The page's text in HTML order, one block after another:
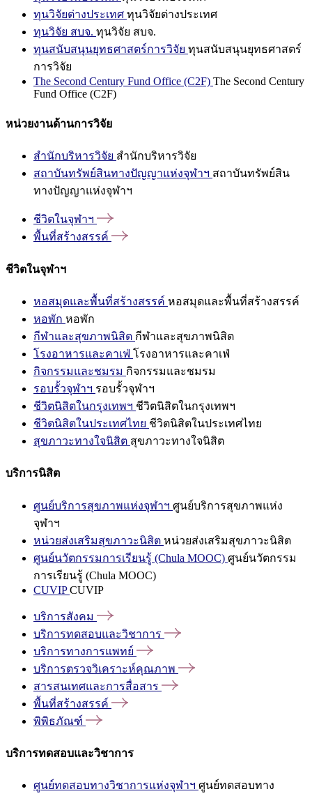
ทุนวิจัยต่างประเทศ ทุนวิจัยต่างประเทศ
ทุนวิจัย สบจ. ทุนวิจัย สบจ.
ทุนสนับสนุนยุทธศาสตร์การวิจัย ทุนสนับสนุนยุทธศาสตร์
การวิจัย
The Second Century Fund Office (C2F) The Second Century
Fund Office (C2F)
หน่วยงานด้านการวิจัย
สำนักบริหารวิจัย สำนักบริหารวิจัย
สถาบันทรัพย์สินทางปัญญาแห่งจุฬาฯ สถาบันทรัพย์สิน
ทางปัญญาแห่งจุฬาฯ
ชีวิตในจุฬาฯ
พื้นที่สร้างสรรค์
ชีวิตในจุฬาฯ
หอสมุดและพื้นที่สร้างสรรค์ หอสมุดและพื้นที่สร้างสรรค์
หอพัก หอพัก
กีฬาและสุขภาพนิสิต กีฬาและสุขภาพนิสิต
โรงอาหารและคาเฟ่ โรงอาหารและคาเฟ่
กิจกรรมและชมรม กิจกรรมและชมรม
รอบรั้วจุฬาฯ รอบรั้วจุฬาฯ
ชีวิตนิสิตในกรุงเทพฯ ชีวิตนิสิตในกรุงเทพฯ
ชีวิตนิสิตในประเทศไทย ชีวิตนิสิตในประเทศไทย
สุขภาวะทางใจนิสิต สุขภาวะทางใจนิสิต
บริการนิสิต
ศูนย์บริการสุขภาพแห่งจุฬาฯ ศูนย์บริการสุขภาพแห่ง
จุฬาฯ
หน่วยส่งเสริมสุขภาวะนิสิต หน่วยส่งเสริมสุขภาวะนิสิต
ศูนย์นวัตกรรมการเรียนรู้ (Chula MOOC) ศูนย์นวัตกรรม
การเรียนรู้ (Chula MOOC)
CUVIPCUVIP
บริการสังคม
บริการทดสอบและวิชาการ
บริการทางการแพทย์
บริการตรวจวิเคราะห์คุณภาพ
สารสนเทศและการสื่อสาร
พื้นที่สร้างสรรค์
พิพิธภัณฑ์
บริการทดสอบและวิชาการ
ศูนย์ทดสอบทางวิชาการแห่งจุฬาฯ ศูนย์ทดสอบทาง